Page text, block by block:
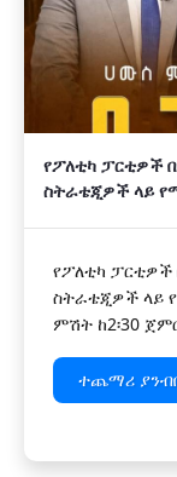
የፖለቲካ ፓርቲዎች
ስትራቴጂዎች ላይ
የፖለቲካ
ስትራቴጂዎች ላይ
ምሽት ከ2፡30
ተጨማሪ